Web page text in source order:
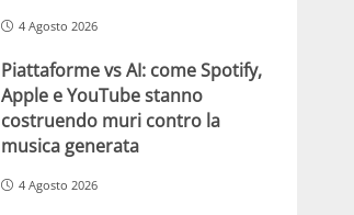
4 Agosto 2026
Piattaforme vs AI: come Spotify,
Apple e YouTube stanno
costruendo muri contro la
musica generata
4 Agosto 2026